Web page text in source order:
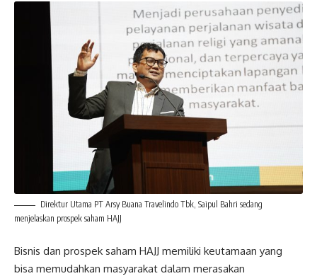
Direktur Utama PT Arsy Buana Travelindo Tbk, Saipul Bahri sedang
menjelaskan prospek saham HAJJ
Bisnis dan prospek saham HAJJ memiliki keutamaan yang
bisa memudahkan masyarakat dalam merasakan